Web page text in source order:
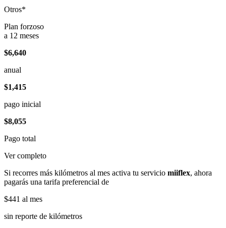
Otros*
Plan forzoso
a 12 meses
$6,640
anual
$1,415
pago inicial
$8,055
Pago total
Ver completo
Si recorres más kilómetros al mes activa tu servicio miiflex, ahora
pagarás una tarifa preferencial de
$441 al mes
sin reporte de kilómetros